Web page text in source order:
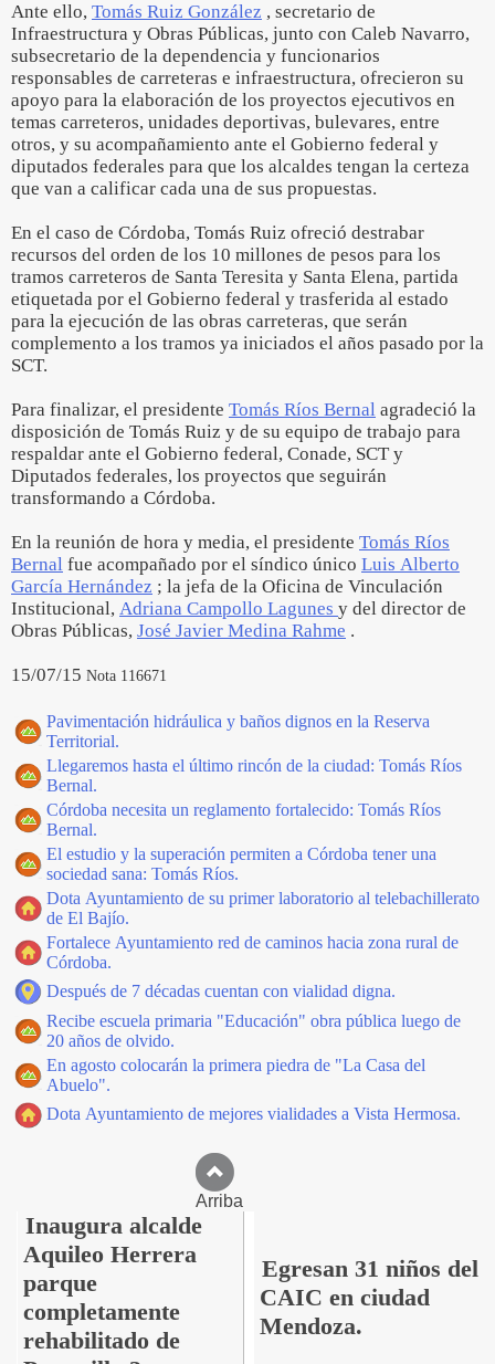
Ante ello, Tomás Ruiz González , secretario de
Infraestructura y Obras Públicas, junto con Caleb Navarro,
subsecretario de la dependencia y funcionarios
responsables de carreteras e infraestructura, ofrecieron su
apoyo para la elaboración de los proyectos ejecutivos en
temas carreteros, unidades deportivas, bulevares, entre
otros, y su acompañamiento ante el Gobierno federal y
diputados federales para que los alcaldes tengan la certeza
que van a calificar cada una de sus propuestas.
En el caso de Córdoba, Tomás Ruiz ofreció destrabar
recursos del orden de los 10 millones de pesos para los
tramos carreteros de Santa Teresita y Santa Elena, partida
etiquetada por el Gobierno federal y trasferida al estado
para la ejecución de las obras carreteras, que serán
complemento a los tramos ya iniciados el años pasado por la
SCT.
Para finalizar, el presidente Tomás Ríos Bernal agradeció la
disposición de Tomás Ruiz y de su equipo de trabajo para
respaldar ante el Gobierno federal, Conade, SCT y
Diputados federales, los proyectos que seguirán
transformando a Córdoba.
En la reunión de hora y media, el presidente Tomás Ríos
Bernal fue acompañado por el síndico único Luis Alberto
García Hernández ; la jefa de la Oficina de Vinculación
Institucional, Adriana Campollo Lagunes y del director de
Obras Públicas, José Javier Medina Rahme .
15/07/15 Nota 116671
Pavimentación hidráulica y baños dignos en la Reserva
Territorial.
Llegaremos hasta el último rincón de la ciudad: Tomás Ríos
Bernal.
Córdoba necesita un reglamento fortalecido: Tomás Ríos
Bernal.
El estudio y la superación permiten a Córdoba tener una
sociedad sana: Tomás Ríos.
Dota Ayuntamiento de su primer laboratorio al telebachillerato
de El Bajío.
Fortalece Ayuntamiento red de caminos hacia zona rural de
Córdoba.
Después de 7 décadas cuentan con vialidad digna.
Recibe escuela primaria "Educación" obra pública luego de
20 años de olvido.
En agosto colocarán la primera piedra de "La Casa del
Abuelo".
Dota Ayuntamiento de mejores vialidades a Vista Hermosa.
Arriba
Inaugura alcalde
Aquileo Herrera
parque
completamente
rehabilitado de
Egresan 31 niños del
CAIC en ciudad
Mendoza.